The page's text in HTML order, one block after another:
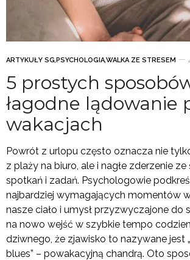
ARTYKUŁY SG,PSYCHOLOGIA,WALKA ZE STRESEM
5 prostych
łagodne lądowanie
wakacjach
Powrót z urlopu często oznacza nie
z plaży na biuro, ale i nagłe zderzenie
spotkań i zadań. Psychologowie
najbardziej wymagających momentów
nasze ciało i umysł przyzwyczajone do
na nowo wejść w szybkie tempo
dziwnego, że zjawisko to nazywane jest
blues” – powakacyjną chandrą. Oto